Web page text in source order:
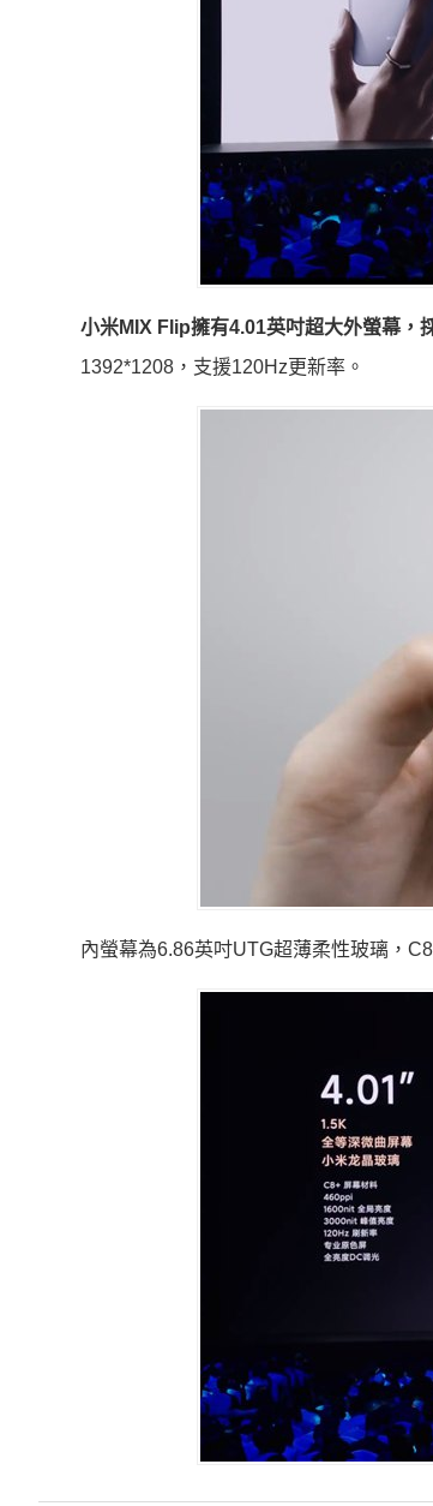
小米MIX Flip擁有4.01英吋超大外螢幕，
1392*1208，支援120Hz更新率。
內螢幕為6.86英吋UTG超薄柔性玻璃，